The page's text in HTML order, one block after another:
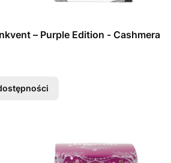
– Purple Edition - Cashmera